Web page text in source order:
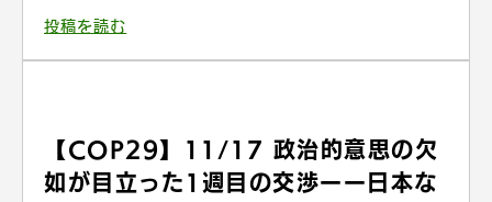
投稿を読む
【COP29】11/17 政治的意思の欠
如が目立った1週目の交渉ーー日本な